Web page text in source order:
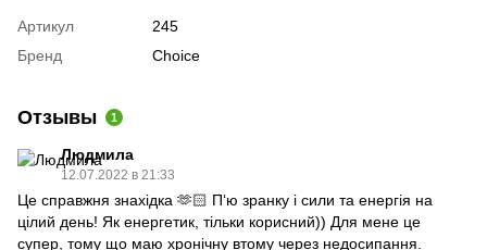
Артикул
245
Бренд
Choice
Отзывы 1
Людмила
12.07.2022 в 21:33
Це справжня знахідка 🫶🏻 П‘ю зранку і сили та енергія на
цілий день! Як енергетик, тільки корисний)) Для мене це
супер, тому що маю хронічну втому через недосипання.